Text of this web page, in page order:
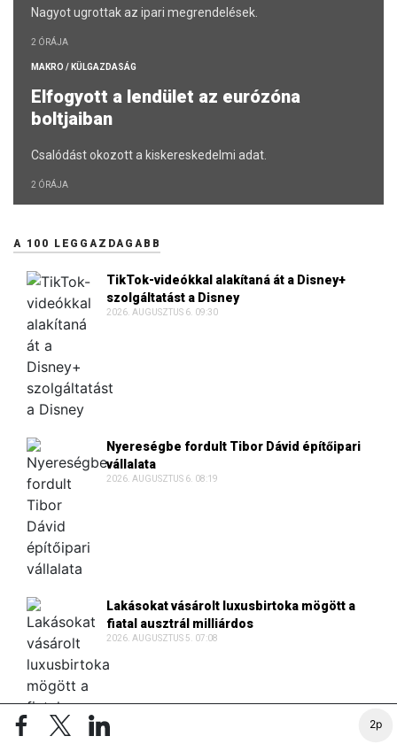
2p
Nagyot ugrottak az ipari megrendelések.
2 ÓRÁJA
MAKRO / KÜLGAZDASÁG
Elfogyott a lendület az eurózóna
boltjaiban
Csalódást okozott a kiskereskedelmi adat.
2 ÓRÁJA
A 100 LEGGAZDAGABB
TikTok-videókkal alakítaná át a Disney+
szolgáltatást a Disney
2026. AUGUSZTUS 6. 09:30
Nyereségbe fordult Tibor Dávid építőipari
vállalata
2026. AUGUSZTUS 6. 08:19
Lakásokat vásárolt luxusbirtoka mögött a
fiatal ausztrál milliárdos
2026. AUGUSZTUS 5. 07:08